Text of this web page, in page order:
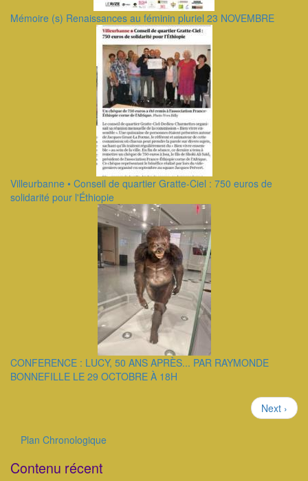
Mémoire (s) Renaissances au féminin pluriel 23 NOVEMBRE
Villeurbanne • Conseil de quartier Gratte-Ciel : 750 euros de
solidarité pour l'Éthiopie
CONFERENCE : LUCY, 50 ANS APRÈS... PAR RAYMONDE
BONNEFILLE LE 29 OCTOBRE À 18H
Page
suivante
Next ›
Plan Chronologique
Contenu récent